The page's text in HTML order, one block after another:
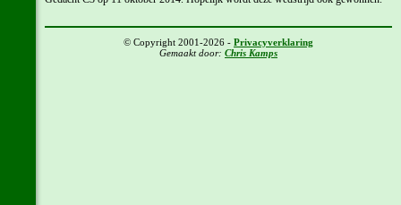
© Copyright 2001-2026 - Privacyverklaring
Gemaakt door: Chris Kamps